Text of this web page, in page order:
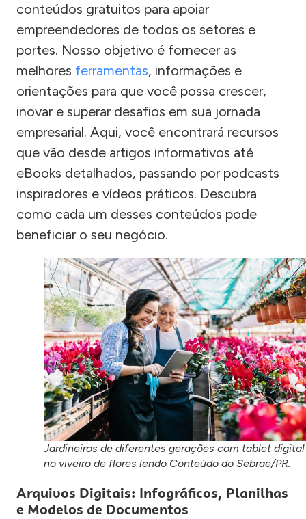
conteúdos gratuitos para apoiar
empreendedores de todos os setores e
portes. Nosso objetivo é fornecer as
melhores ferramentas, informações e
orientações para que você possa crescer,
inovar e superar desafios em sua jornada
empresarial. Aqui, você encontrará recursos
que vão desde artigos informativos até
eBooks detalhados, passando por podcasts
inspiradores e vídeos práticos. Descubra
como cada um desses conteúdos pode
beneficiar o seu negócio.
Jardineiros de diferentes gerações com tablet digital
no viveiro de flores lendo Conteúdo do Sebrae/PR.
Arquivos Digitais: Infográficos, Planilhas
e Modelos de Documentos